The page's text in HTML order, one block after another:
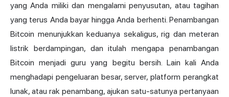
yang Anda miliki dan mengalami penyusutan, atau tagihan
yang terus Anda bayar hingga Anda berhenti. Penambangan
Bitcoin menunjukkan keduanya sekaligus, rig dan meteran
listrik berdampingan, dan itulah mengapa penambangan
Bitcoin menjadi guru yang begitu bersih. Lain kali Anda
menghadapi pengeluaran besar, server, platform perangkat
lunak, atau rak penambang, ajukan satu-satunya pertanyaan